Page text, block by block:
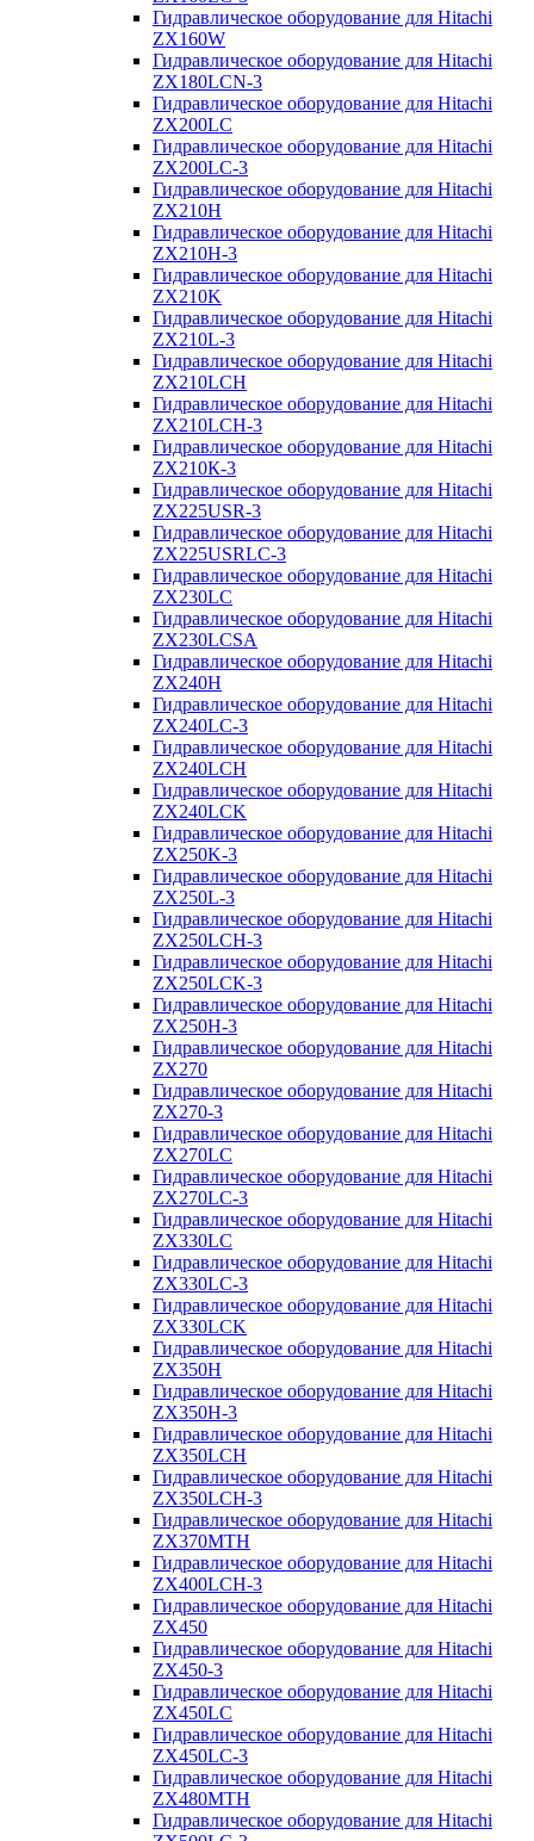
Гидравлическое оборудование для Hitachi
ZX160W
Гидравлическое оборудование для Hitachi
ZX180LCN-3
Гидравлическое оборудование для Hitachi
ZX200LC
Гидравлическое оборудование для Hitachi
ZX200LC-3
Гидравлическое оборудование для Hitachi
ZX210H
Гидравлическое оборудование для Hitachi
ZX210H-3
Гидравлическое оборудование для Hitachi
ZX210K
Гидравлическое оборудование для Hitachi
ZX210L-3
Гидравлическое оборудование для Hitachi
ZX210LCH
Гидравлическое оборудование для Hitachi
ZX210LCH-3
Гидравлическое оборудование для Hitachi
ZX210К-3
Гидравлическое оборудование для Hitachi
ZX225USR-3
Гидравлическое оборудование для Hitachi
ZX225USRLC-3
Гидравлическое оборудование для Hitachi
ZX230LC
Гидравлическое оборудование для Hitachi
ZX230LCSA
Гидравлическое оборудование для Hitachi
ZX240H
Гидравлическое оборудование для Hitachi
ZX240LC-3
Гидравлическое оборудование для Hitachi
ZX240LCH
Гидравлическое оборудование для Hitachi
ZX240LCK
Гидравлическое оборудование для Hitachi
ZX250K-3
Гидравлическое оборудование для Hitachi
ZX250L-3
Гидравлическое оборудование для Hitachi
ZX250LCH-3
Гидравлическое оборудование для Hitachi
ZX250LCK-3
Гидравлическое оборудование для Hitachi
ZX250Н-3
Гидравлическое оборудование для Hitachi
ZX270
Гидравлическое оборудование для Hitachi
ZX270-3
Гидравлическое оборудование для Hitachi
ZX270LC
Гидравлическое оборудование для Hitachi
ZX270LC-3
Гидравлическое оборудование для Hitachi
ZX330LC
Гидравлическое оборудование для Hitachi
ZX330LC-3
Гидравлическое оборудование для Hitachi
ZX330LCK
Гидравлическое оборудование для Hitachi
ZX350H
Гидравлическое оборудование для Hitachi
ZX350H-3
Гидравлическое оборудование для Hitachi
ZX350LCH
Гидравлическое оборудование для Hitachi
ZX350LCH-3
Гидравлическое оборудование для Hitachi
ZX370MTH
Гидравлическое оборудование для Hitachi
ZX400LCH-3
Гидравлическое оборудование для Hitachi
ZX450
Гидравлическое оборудование для Hitachi
ZX450-3
Гидравлическое оборудование для Hitachi
ZX450LC
Гидравлическое оборудование для Hitachi
ZX450LC-3
Гидравлическое оборудование для Hitachi
ZX480MTH
Гидравлическое оборудование для Hitachi